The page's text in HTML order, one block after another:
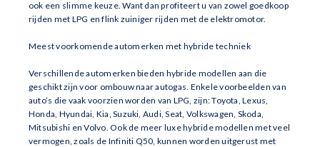
ook een slimme keuze. Want dan profiteert u van zowel goedkoop
rijden met LPG en flink zuiniger rijden met de elektromotor.
Meest voorkomende automerken met hybride techniek
Verschillende automerken bieden hybride modellen aan die
geschikt zijn voor ombouw naar autogas. Enkele voorbeelden van
auto’s die vaak voorzien worden van LPG, zijn: Toyota, Lexus,
Honda, Hyundai, Kia, Suzuki, Audi, Seat, Volkswagen, Skoda,
Mitsubishi en Volvo. Ook de meer luxe hybride modellen met veel
vermogen, zoals de Infiniti Q50, kunnen worden uitgerust met